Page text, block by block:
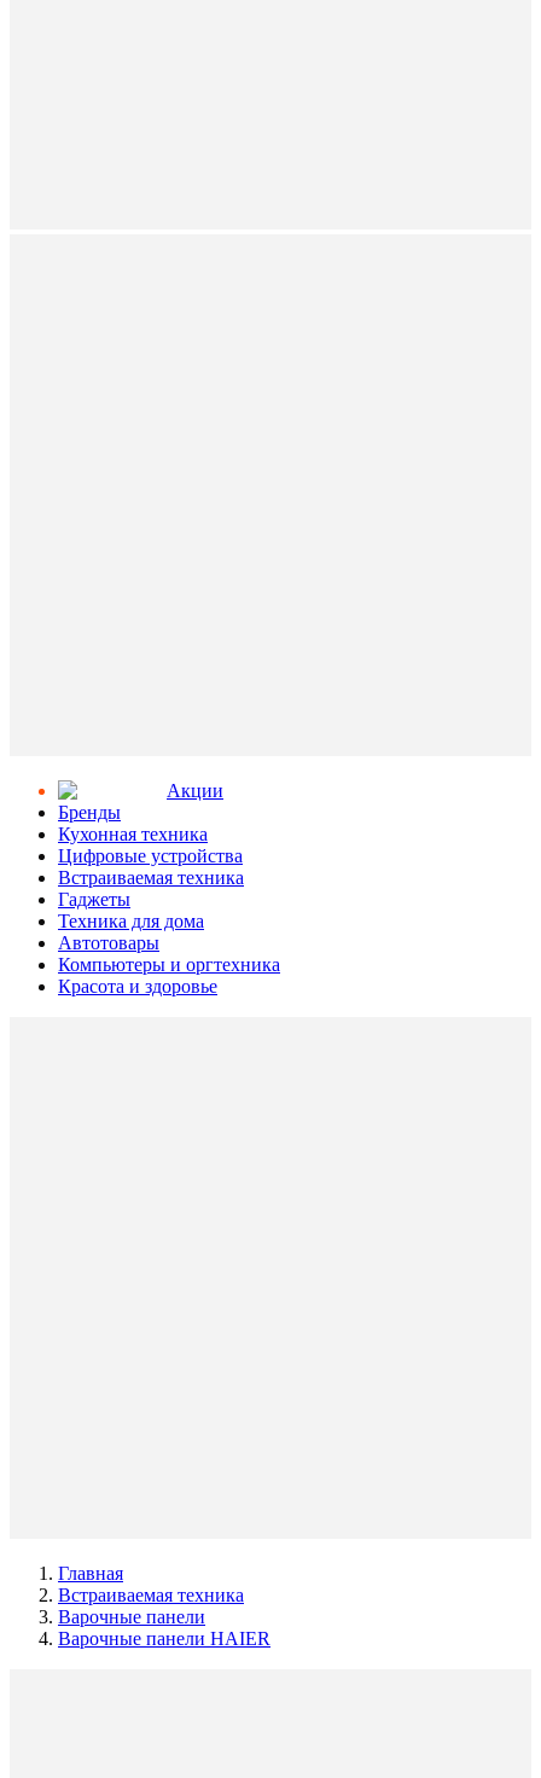
Aкции
Бренды
Кухонная техника
Цифровые устройства
Встраиваемая техника
Гаджеты
Техника для дома
Автотовары
Компьютеры и оргтехника
Красота и здоровье
Главная
Встраиваемая техника
Варочные панели
Варочные панели HAIER